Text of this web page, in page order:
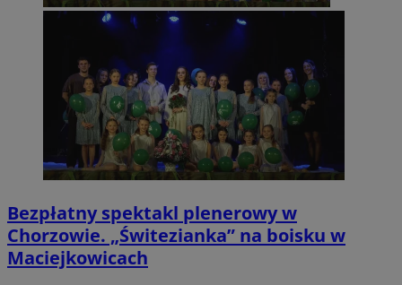
Bezpłatny spektakl plenerowy w
Chorzowie. „Świtezianka” na boisku w
Maciejkowicach